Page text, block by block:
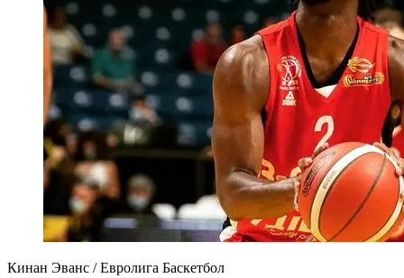
Кинан Эванс / Евролига Баскетбол